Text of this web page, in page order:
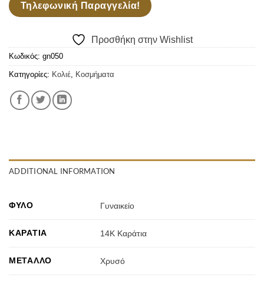
Τηλεφωνική Παραγγελία!
Προσθήκη στην Wishlist
Κωδικός: gn050
Κατηγορίες: Κολιέ Κοσμήματα
ADDITIONAL INFORMATION
ΦΎΛΟ Γυναικείο
ΚΑΡΆΤΙΑ 14Κ Καράτια
ΜΈΤΑΛΛΟ Χρυσό